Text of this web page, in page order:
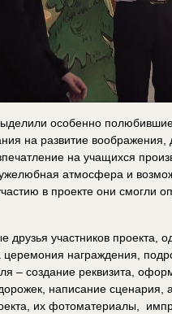
особенно
на развитие воображения,
на учащихся
атмосфера и
в проекте они смогли
друзья участников проекта,
награждения,
– создание реквизита,
написание сценария,
их фотоматериалы,